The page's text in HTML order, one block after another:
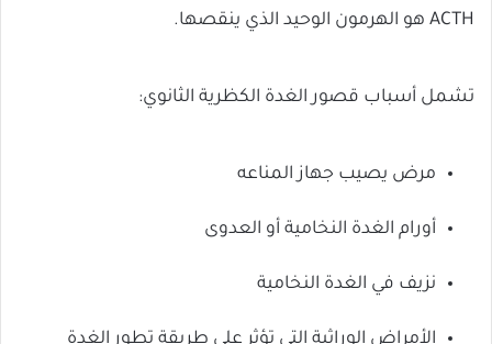
ACTH هو الهرمون الوحيد الذي ينقصها.
تشمل أسباب قصور الغدة الكظرية الثانوي:
مرض يصيب جهاز المناعه
أورام الغدة النخامية أو العدوى
نزيف في الغدة النخامية
الأمراض الوراثية التي تؤثر على طريقة تطور الغدة